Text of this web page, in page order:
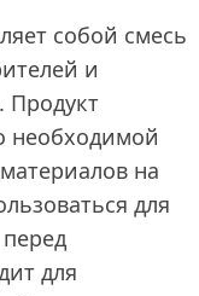
собой смесь
и
Продукт
необходимой
на
для
для